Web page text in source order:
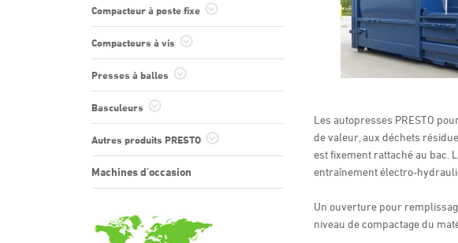
Les autopresses PRESTO
de valeur, aux déchets
est fixement rattaché au bac.
entraînement électro-
Un ouverture pour
niveau de compactage du
Compacteur à poste fixe
Compacteur à poste fixe
Compacteurs à vis
Compacteur à poste fixe à vis
Dispositifs d’alimentation
Presses à balles
Presse à balles horizontales CC
Presse à balles horizontales HPK
Basculeurs
Elévateur-basculeur (HKV)
Autres produits PRESTO
Perforateur PET
Déchireur de carton
Compacteur de polystyrène expansé
Machines d'occasion